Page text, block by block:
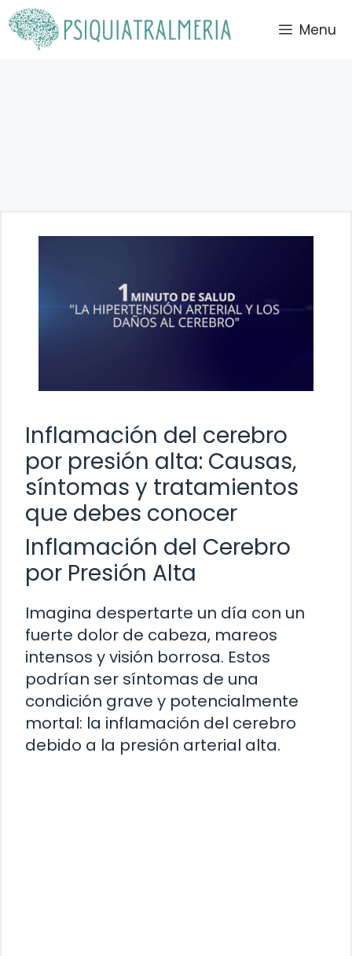
Saltar
al
contenido
Menu
Inflamación del cerebro
por presión alta: Causas,
síntomas y tratamientos
que debes conocer
Inflamación del Cerebro
por Presión Alta
Imagina despertarte un día con un
fuerte dolor de cabeza, mareos
intensos y visión borrosa. Estos
podrían ser síntomas de una
condición grave y potencialmente
mortal: la inflamación del cerebro
debido a la presión arterial alta.